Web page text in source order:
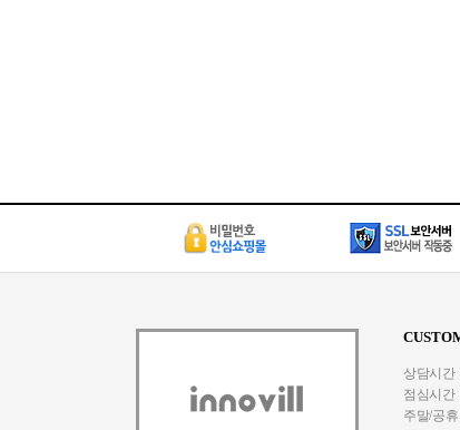
상담시간
점심시간
주말/공